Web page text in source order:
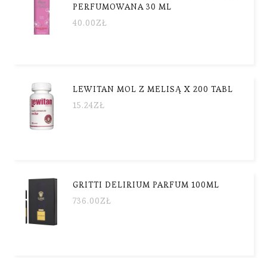
PERFUMOWANA 30 ML
40.00ZŁ
LEWITAN MOL Z MELISĄ X 200 TABL
15.24ZŁ
GRITTI DELIRIUM PARFUM 100ML
736.00ZŁ